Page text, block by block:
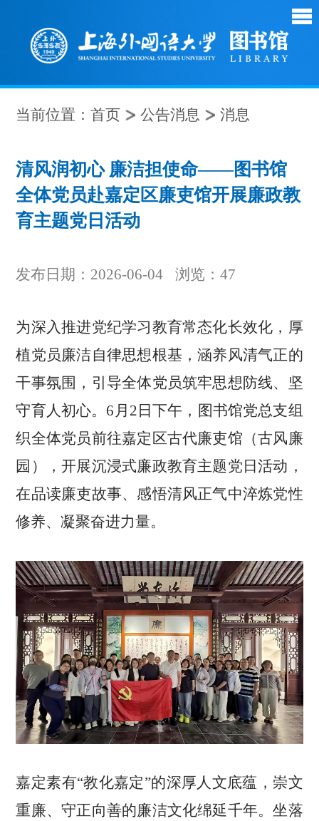
当前位置：首页 公告消息 消息
清风润初心 廉洁担使命——图书馆
全体党员赴嘉定区廉吏馆开展廉政教
育主题党日活动
发布日期：2026-06-04 浏览：47
为深入推进党纪学习教育常态化长效化，厚
植党员廉洁自律思想根基，涵养风清气正的
干事氛围，引导全体党员筑牢思想防线、坚
守育人初心。6月2日下午，图书馆党总支组
织全体党员前往嘉定区古代廉吏馆（古风廉
园），开展沉浸式廉政教育主题党日活动，
在品读廉吏故事、感悟清风正气中淬炼党性
修养、凝聚奋进力量。
嘉定素有“教化嘉定”的深厚人文底蕴，崇文
重廉、守正向善的廉洁文化绵延千年。坐落